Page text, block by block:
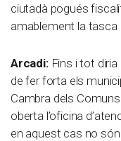
ciutadà pogués
amablement la tasca
Arcadi:Fins i tot diria
de fer forta els
Cambra dels
oberta l’oficina
en aquest cas no